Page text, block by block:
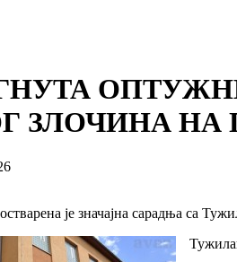
ЗЛОЧИНА НА
је значајна сарадња са